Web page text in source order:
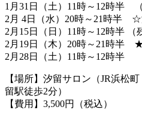
1月31日（土）11時～12時半 （
2月 4日（水）20時～21時半 ☆
2月15日（日）11時～12時半 （
2月19日（木）20時～21時半
2月28日（土）11時～12時半
【場所】汐留サロン（JR浜松
留駅徒歩2分）
【費用】3,500円（税込）